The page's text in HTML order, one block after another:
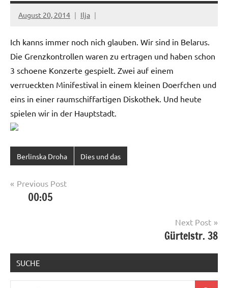
August 20, 2014 Ilja
Ich kanns immer noch nich glauben. Wir sind in Belarus.
Die Grenzkontrollen waren zu ertragen und haben schon
3 schoene Konzerte gespielt. Zwei auf einem
verrueckten Minifestival in einem kleinen Doerfchen und
eins in einer raumschiffartigen Diskothek. Und heute
spielen wir in der Hauptstadt.
Berlinska Droha Dies und das
Post
navigation
Previous Post
00:05
Next Post
Gürtelstr. 38
SUCHE